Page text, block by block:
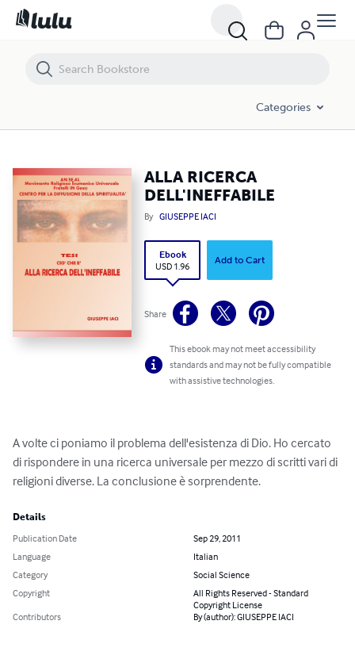
Categories
ALLA RICERCA
DELL'INEFFABILE
By GIUSEPPE IACI
Ebook
USD 1.96
Add to Cart
Share
This ebook may not meet accessibility
standards and may not be fully compatible
with assistive technologies.
A volte ci poniamo il problema dell'esistenza di Dio. Ho cercato
di rispondere in una ricerca universale per mezzo di scritti vari di
religioni diverse. La conclusione è sorprendente.
Details
Publication Date
Sep 29, 2011
Language
Italian
Category
Social Science
Copyright
All Rights Reserved - Standard
Copyright License
Contributors
By (author): GIUSEPPE IACI
ALLA RICERCA DELL'INEFFABILE